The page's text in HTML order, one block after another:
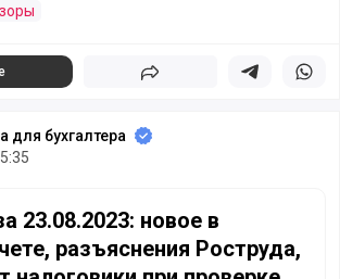
Поделиться Поделиться в
для бухгалтера
23.08.2023: новое в
разъяснения Роструда,